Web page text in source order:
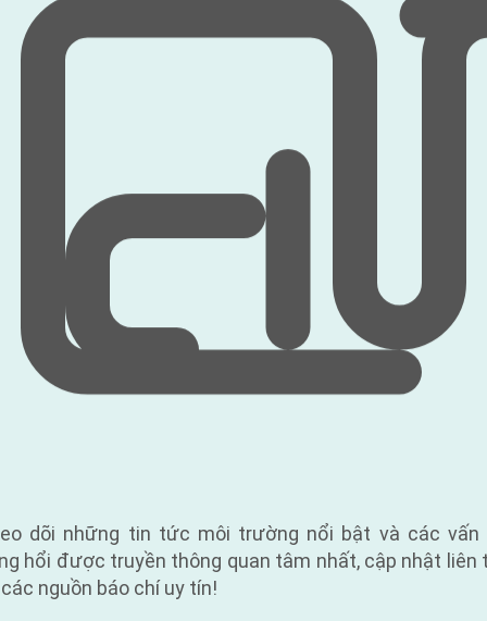
dõi những tin tức môi trường nổi bật và các vấn
hổi được truyền thông quan tâm nhất, cập nhật liên
nguồn báo chí uy tín!